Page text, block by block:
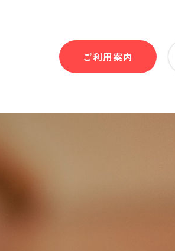
ご利用案内